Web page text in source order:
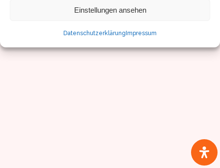
Einstellungen ansehen
Datenschutzerklärung Impressum